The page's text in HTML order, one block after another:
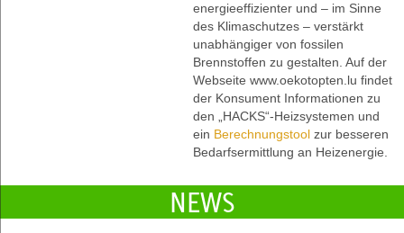
energieeffizienter und – im Sinne
des Klimaschutzes – verstärkt
unabhängiger von fossilen
Brennstoffen zu gestalten. Auf der
Webseite www.oekotopten.lu findet
der Konsument Informationen zu
den „HACKS“-Heizsystemen und
ein Berechnungstool zur besseren
Bedarfsermittlung an Heizenergie.
NEWS